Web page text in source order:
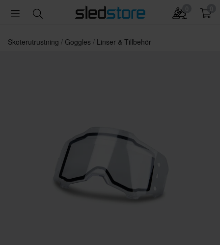
Skoterutrustning Goggles Linser & Tillbehör